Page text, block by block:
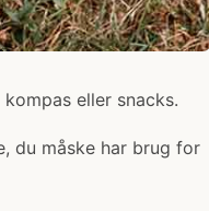
eller snacks.
du måske har brug for